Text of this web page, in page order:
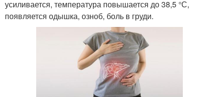
усиливается, температура повышается до 38,5 °С,
появляется одышка, озноб, боль в груди.